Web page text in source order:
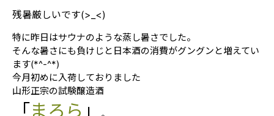
残暑厳しいです(>_<)
特に昨日はサウナのような蒸し暑さでした。
そんな暑さにも負けじと日本酒の消費がグングンと増えてい
ます(*^-^*)
今月初めに入荷しておりました
山形正宗の試験醸造酒
「 まろら 」